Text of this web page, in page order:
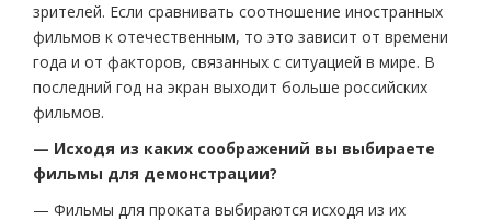
зрителей. Если сравнивать соотношение иностранных
фильмов к отечественным, то это зависит от времени
года и от факторов, связанных с ситуацией в мире. В
последний год на экран выходит больше российских
фильмов.
— Исходя из каких соображений вы выбираете
фильмы для демонстрации?
— Фильмы для проката выбираются исходя из их